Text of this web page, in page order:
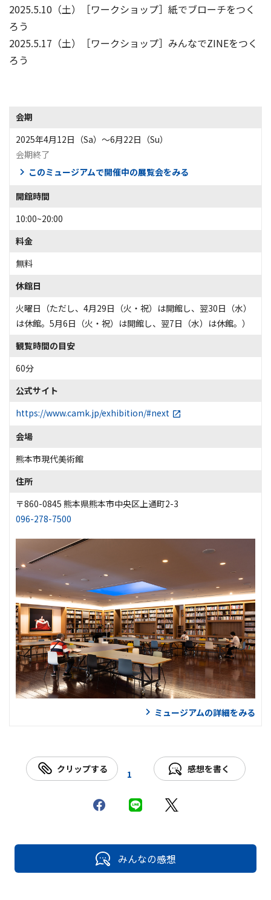
2025.5.10（土）［ワークショップ］紙でブローチをつく
ろう
2025.5.17（土）［ワークショップ］みんなでZINEをつく
ろう
会期
2025年4月12日（Sa）〜6月22日（Su）
会期終了
このミュージアムで開催中の展覧会をみる
開館時間
10:00~20:00
料金
無料
休館日
火曜日（ただし、4月29日（火・祝）は開館し、翌30日（水）
は休館。5月6日（火・祝）は開館し、翌7日（水）は休館。）
観覧時間の目安
60分
公式サイト
https://www.camk.jp/exhibition/#next
会場
熊本市現代美術館
住所
〒860-0845 熊本県熊本市中央区上通町2-3
096-278-7500
ミュージアムの詳細をみる
クリップする 1 感想を書く
みんなの感想